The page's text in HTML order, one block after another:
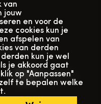
van
jouw
en voor de
cookies kun je
afspelen van
van derden
kun je wel
je akkoord gaat
op "Aanpassen"
te bepalen welke
dank aan